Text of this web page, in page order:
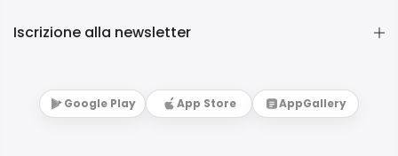
Iscrizione alla newsletter
Google Play App Store AppGallery